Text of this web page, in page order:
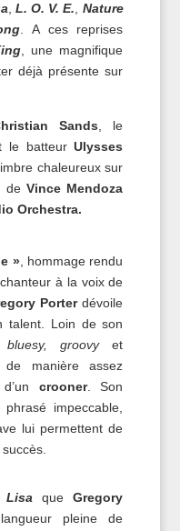
,L. O. V. E.
Nature
. A ces reprises
, une magnifique
déjà présente sur
Sands , le
le batteurUlysses
chaleureux sur
deVince Mendoza
Orchestra.
», hommage rendu
à la voix de
Porterdévoile
talent. Loin de son
bluesy, groovyet
manière assez
crooner. Son
impeccable,
lui permettent de
Lisa queGregory
pleine de